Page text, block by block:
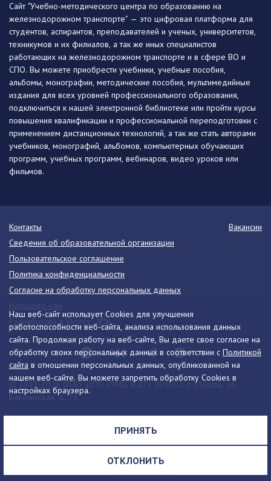
Наш веб-сайт использует Cookies для улучшения
работоспособности веб-сайта, анализа использования данных
сайта. Продолжая работу на веб-сайте, Вы даете свое согласие на
обработку своих персональных данных в соответствии с Политикой
сайта в отношении персональных данных, опубликованной на
нашем веб-сайте. Вы можете запретить обработку Cookies в
настройках браузера.
ПРИНЯТЬ
ОТКЛОНИТЬ
Сайт "Учебно-методического центра по образованию на
железнодорожном транспорте" — это цифровая платформа для
студентов, аспирантов, преподавателей и ученых, университетов,
техникумов и их филиалов, а так же иных специалистов
работающих на железнодорожном транспорте и в сфере ВО и
СПО. Вы можете приобрести учебники, учебные пособия,
альбомы, монографии, методические пособия, мультимедийные
издания для всех уровней профессионального образования,
подключиться к нашей электронной библиотеке или пройти курсы
повышения квалификации и профессиональной переподготовки с
применением дистанционных технологий, а так же стать авторами
учебников, монографий, альбомов, компьютерных обучающих
программ, учебных программ, вебинаров, видео уроков или
фильмов.
© 2013-2026 ФГБУ ДПО «УМЦ ЖДТ» 105082, г. Москва, ул.
Бакунинская, д. 71
Телефон:8 (495) 739-00-30 info@umczdt.ru
схема проезда
Контакты
Вакансии
Сведения об образовательной организации
Пользовательское соглашение
Политика конфиденциальности
Согласие на обработку персональных данных
Разработано в Victory